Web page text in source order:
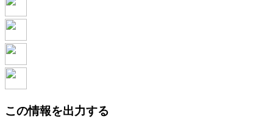
この情報を出力する